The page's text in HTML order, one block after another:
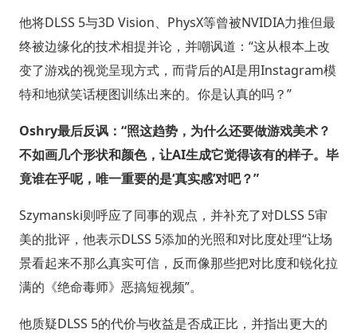
他将DLSS 5与3D Vision、PhysX等曾被NVIDIA力推但最
终被边缘化的技术相提并论，并嘲讽道：“这从根本上改
变了游戏的视觉呈现方式，而背后的AI是用Instagram模
特和地狱笑话梗图训练出来的。你是认真的吗？”
Oshry最后反讽：“照这趋势，为什么还要做游戏美术？
不如画几个形状和颜色，让AI生成它觉得该有的样子。毕
竟谁在乎呢，唯一重要的是‘真实感’对吧？”
Szymanski则呼应了同事的观点，并补充了对DLSS 5审
美的批评，他表示DLSS 5添加的光照和对比度处理“让场
景看起来不那么真实可信，反而像那些把对比度和锐化拉
满的《绝命毒师》恶搞短视频”。
他质疑DLSS 5的代价与收益是否成正比，并指出更大的